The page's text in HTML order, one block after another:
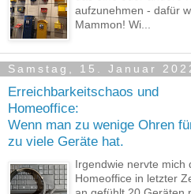
aufzunehmen - dafür
Mammon! Wi...
Samstag, 15. Januar
Erreichbarkeitschaos und
Homeoffice:
Wenn man zu wenige Ohren
zu viele Geräte hat.
Irgendwie nervte mich
Homeoffice in letzter